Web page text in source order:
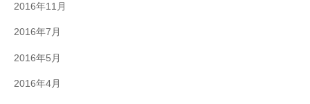
2016年11月
2016年7月
2016年5月
2016年4月